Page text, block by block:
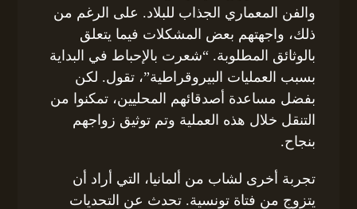
والفن المعماري الجذاب للبلاد. على الرغم من
ذلك، واجهتهم بعض المشكلات فيما يتعلق
بالوثائق المطلوبة. “شعرت بالإحباط في البداية
بسبب العمليات البيروقراطية”، تقول. لكن
بفضل مساعدة أصدقائهم المحليين، تمكنوا من
التنقل خلال هذه العملية وتم توثيق زواجهم
بنجاح.
تجربة أخرى لشاب من ألمانيا، التي أراد أن
يتزوج من فتاة تونسية. تحدث عن التحديات